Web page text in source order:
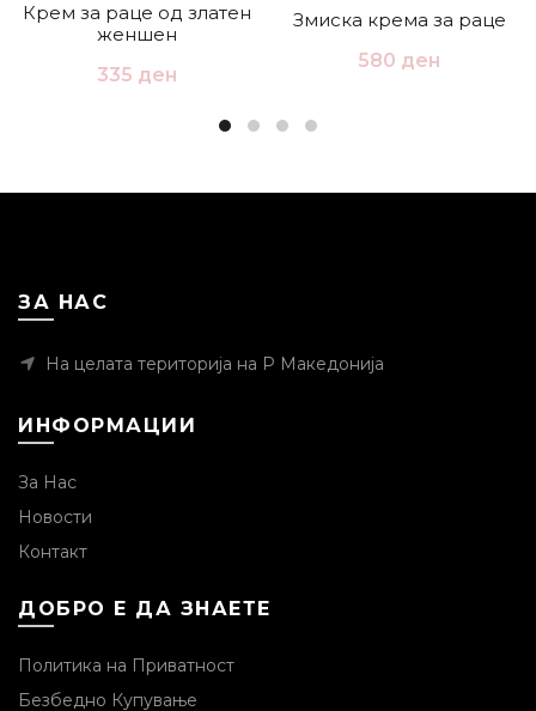
Крем за раце од златен
женшен
335 ден
Змиска крема за раце
580 ден
ЗА НАС
На целата територија на Р Македонија
ИНФОРМАЦИИ
За Нас
Новости
Контакт
ДОБРО Е ДА ЗНАЕТЕ
Политика на Приватност
Безбедно Купување